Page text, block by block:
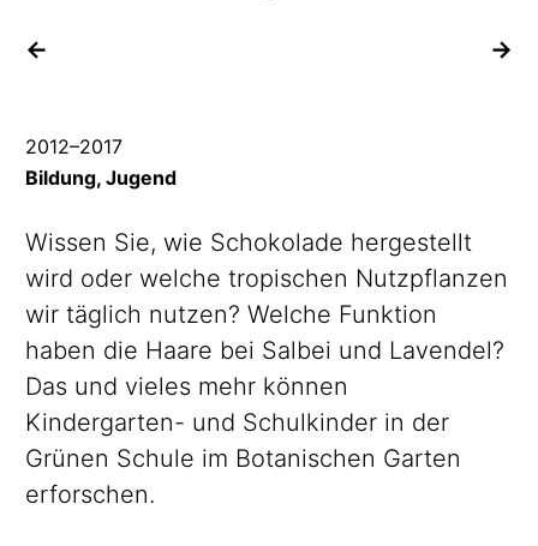
2012–2017
Bildung Jugend
Wissen Sie, wie Schokolade hergestellt
wird oder welche tropischen Nutzpflanzen
wir täglich nutzen? Welche Funktion
haben die Haare bei Salbei und Lavendel?
Das und vieles mehr können
Kindergarten- und Schulkinder in der
Grünen Schule im Botanischen Garten
erforschen.